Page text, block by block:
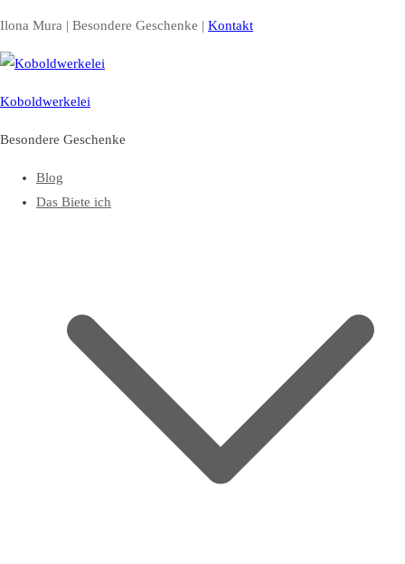
Zum
Inhalt
springen
Ilona Mura | Besondere Geschenke | Kontakt
Koboldwerkelei
Besondere Geschenke
Blog
Das Biete ich